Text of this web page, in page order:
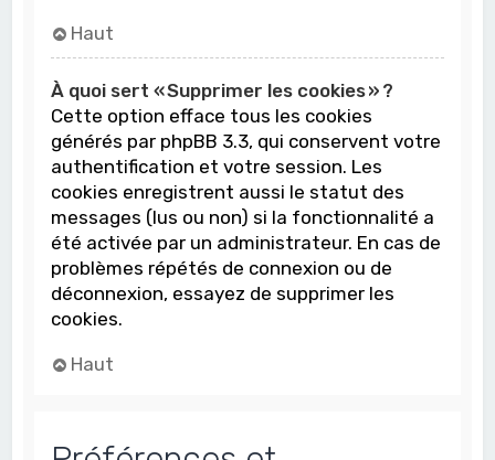
Haut
À quoi sert « Supprimer les cookies » ?
Cette option efface tous les cookies
générés par phpBB 3.3, qui conservent votre
authentification et votre session. Les
cookies enregistrent aussi le statut des
messages (lus ou non) si la fonctionnalité a
été activée par un administrateur. En cas de
problèmes répétés de connexion ou de
déconnexion, essayez de supprimer les
cookies.
Haut